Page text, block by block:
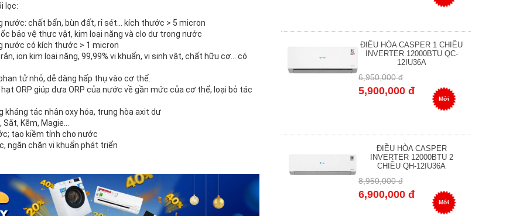
lọc:
nước: chất bẩn, bùn đất, rỉ sét… kích thước > 5 micron
bảo vệ thực vật, kim loại nặng và clo dư trong nước
nước có kích thước > 1 micron
ion kim loại nặng, 99,99% vi khuẩn, vi sinh vật, chất hữu cơ… có
tử nhỏ, dễ dàng hấp thụ vào cơ thể.
ORP giúp đưa ORP của nước về gần mức của cơ thể, loại bỏ tác
kháng tác nhân oxy hóa, trung hòa axit dư
Kẽm, Magie…
tạo kiềm tính cho nước
ngăn chặn vi khuẩn phát triển
ĐIỀU HÒA CASPER 1 CHIỀU
INVERTER 12000BTU QC-
12IU36A
6,950,000 đ
5,900,000 đ
Mới
ĐIỀU HÒA CASPER
INVERTER 12000BTU 2
CHIỀU QH-12IU36A
8,950,000 đ
6,900,000 đ
Mới